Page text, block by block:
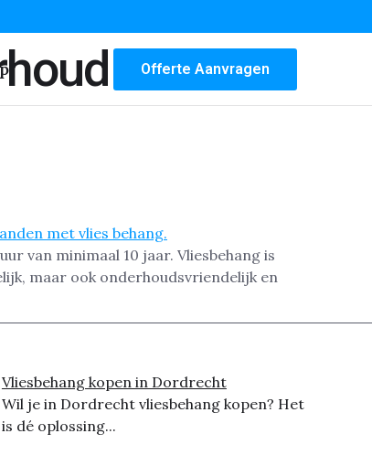
Offerte Aanvragen
van minimaal 10 jaar. Vliesbehang is
maar ook onderhoudsvriendelijk en
Vliesbehang kopen in Dordrecht
Wil je in Dordrecht vliesbehang kopen? Het
is dé oplossing...